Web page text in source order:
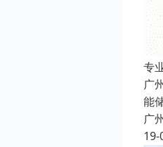
专
广
能
广
19-